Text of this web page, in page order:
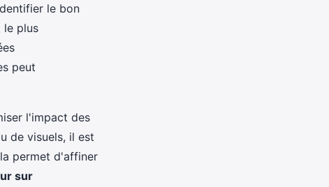
le bon
le plus
peut
l'impact des
de visuels, il est
permet d'affiner
sur